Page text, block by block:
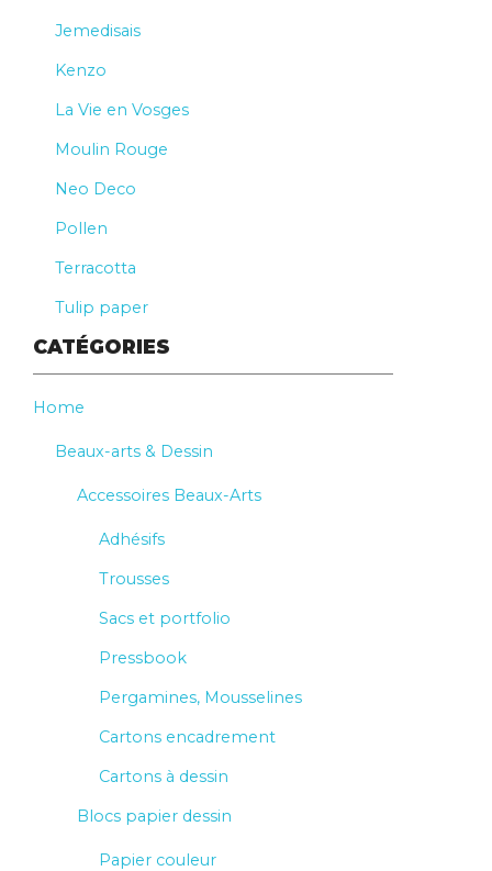
Jemedisais
Kenzo
La Vie en Vosges
Moulin Rouge
Neo Deco
Pollen
Terracotta
Tulip paper
CATÉGORIES
Home
Beaux-arts & Dessin
Accessoires Beaux-Arts
Adhésifs
Trousses
Sacs et portfolio
Pressbook
Pergamines, Mousselines
Cartons encadrement
Cartons à dessin
Blocs papier dessin
Papier couleur